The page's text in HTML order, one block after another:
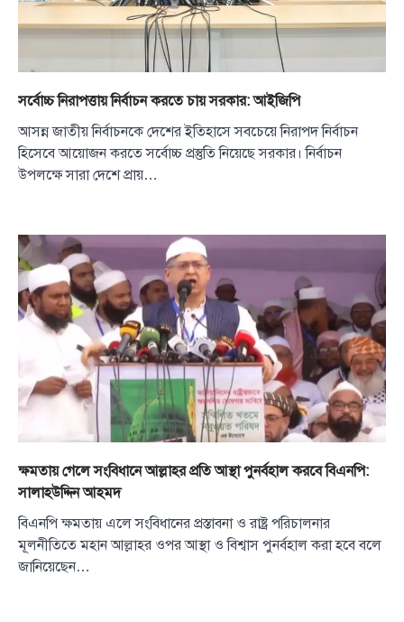
সর্বোচ্চ নিরাপত্তায় নির্বাচন করতে চায় সরকার: আইজিপি
আসন্ন জাতীয় নির্বাচনকে দেশের ইতিহাসে সবচেয়ে নিরাপদ নির্বাচন
হিসেবে আয়োজন করতে সর্বোচ্চ প্রস্তুতি নিয়েছে সরকার। নির্বাচন
উপলক্ষে সারা দেশে প্রায়…
ক্ষমতায় গেলে সংবিধানে আল্লাহর প্রতি আস্থা পুনর্বহাল করবে বিএনপি:
সালাহউদ্দিন আহমদ
বিএনপি ক্ষমতায় এলে সংবিধানের প্রস্তাবনা ও রাষ্ট্র পরিচালনার
মূলনীতিতে মহান আল্লাহর ওপর আস্থা ও বিশ্বাস পুনর্বহাল করা হবে বলে
জানিয়েছেন…